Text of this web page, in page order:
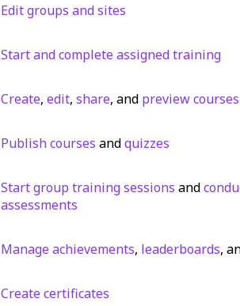
Edit groups and sites
Start and complete assigned training
Create, edit, share, and preview courses
Publish courses andquizzes
Start group training sessions and
assessments
Manage achievements, leaderboards,
Create certificates